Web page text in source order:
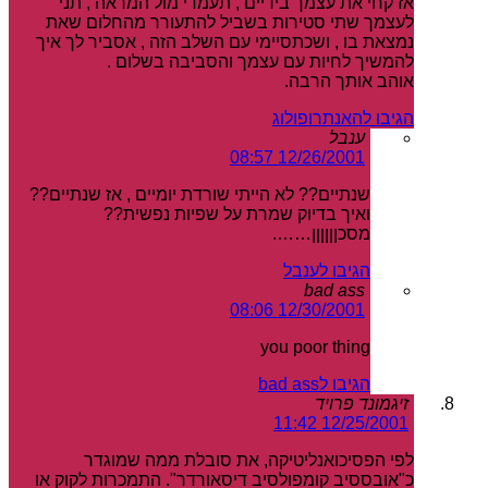
לעצמך שתי סטירות בשביל להתעורר מהחלום שאת
נמצאת בו , ושכתסיימי עם השלב הזה , אסביר לך איך
להמשיך לחיות עם עצמך והסביבה בשלום .
אוהב אותך הרבה.
הגיבו להאנתרופולוג
ענבל
12/26/2001 08:57
שנתיים?? לא הייתי שורדת יומיים , אז שנתיים??
ואיך בדיוק שמרת על שפיות נפשית??
מסכןןןןןן…….
הגיבו לענבל
bad ass
12/30/2001 08:06
you poor thing
הגיבו לbad ass
זיגמונד פרויד
12/25/2001 11:42
לפי הפסיכואנליטיקה, את סובלת ממה שמוגדר
כ"אובססיב קומפולסיב דיסאורדר". התמכרות לקוק או